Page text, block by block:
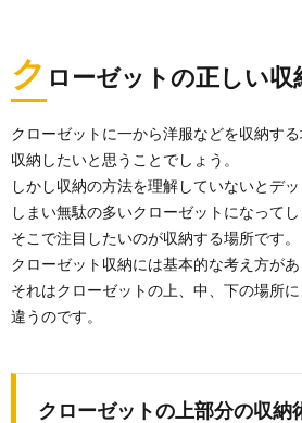
し？片付けやすい
と、キレイに、しっか
【クローゼット収
手に収納しよう
通勤用バッグやトートバ
くると置き場所に困るこ
いる人は、話題になって
ク ローゼットの正しい収
クローゼットに一から洋服などを収納す
収納したいと思うことでしょう。
しかし収納の方法を理解していないとデ
しまい無駄の多いクローゼットになってし
そこで注目したいのが収納する場所です。
クローゼット収納には基本的な考え方があ
それはクローゼットの上、中、下の場所
違うのです。
クローゼットの上部分の収納